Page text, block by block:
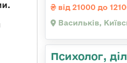
від 21000 до
Васильків,
Психолог,